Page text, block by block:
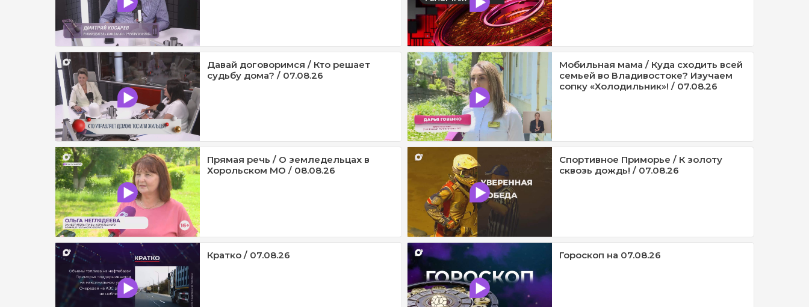
Давай договоримся / Кто решает
судьбу дома? / 07.08.26
Мобильная мама / Куда сходить всей
семьей во Владивостоке? Изучаем
сопку «Холодильник»! / 07.08.26
Прямая речь / О земледельцах в
Хорольском МО / 08.08.26
Спортивное Приморье / К золоту
сквозь дождь! / 07.08.26
Кратко / 07.08.26 Гороскоп на 07.08.26